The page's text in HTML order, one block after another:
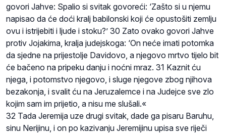
govori Jahve: Spalio si svitak govoreći: ‘Zašto si u njemu
napisao da će doći kralj babilonski koji će opustošiti zemlju
ovu i istrijebiti i ljude i stoku?’ 30 Zato ovako govori Jahve
protiv Jojakima, kralja judejskoga: ‘On neće imati potomka
da sjedne na prijestolje Davidovo, a njegovo mrtvo tijelo bit
će bačeno na pripeku danju i noćni mraz. 31 Kaznit ću
njega, i potomstvo njegovo, i sluge njegove zbog njihova
bezakonja, i svalit ću na Jeruzalemce i na Judejce sve zlo
kojim sam im prijetio, a nisu me slušali.«
32 Tada Jeremija uze drugi svitak, dade ga pisaru Baruhu,
sinu Nerijinu, i on po kazivanju Jeremijinu upisa sve riječi